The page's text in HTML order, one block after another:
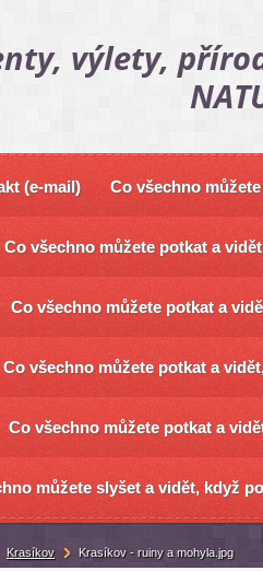
výlety,
(e-mail) Co všechno
Co všechno můžete potkat a
Co všechno můžete potkat a
Co všechno můžete potkat a
Co všechno můžete potkat a
můžete slyšet a vidět, když
Krasíkov Krasíkov - ruiny a mohyla.jpg